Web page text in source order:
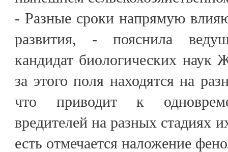
- Разные сроки напрямую
развития, - пояснила
кандидат биологических наук
за этого поля находятся на
что приводит к
вредителей на разных стадиях
есть отмечается наложение